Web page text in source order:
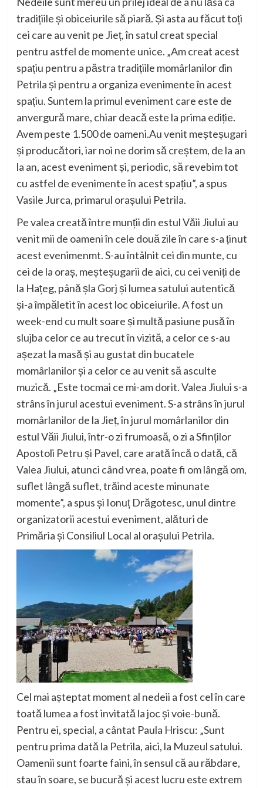
tradițiile și obiceiurile să piară. Și asta au făcut toți
cei care au venit pe Jieț, în satul creat special
pentru astfel de momente unice. „Am creat acest
spațiu pentru a păstra tradițiile momârlanilor din
Petrila și pentru a organiza evenimente în acest
spațiu. Suntem la primul eveniment care este de
anvergură mare, chiar deacă este la prima ediție.
Avem peste 1.500 de oameni.Au venit meșteșugari
și producători, iar noi ne dorim să creștem, de la an
la an, acest eveniment și, periodic, să revebim tot
cu astfel de evenimente în acest spațiu”, a spus
Vasile Jurca, primarul orașului Petrila.
Pe valea creată între munții din estul Văii Jiului au
venit mii de oameni în cele două zile în care s-a ținut
acest evenimenmt. S-au întâlnit cei din munte, cu
cei de la oraș, meșteșugarii de aici, cu cei veniți de
la Hațeg, până șla Gorj și lumea satului autentică
și-a împăletit în acest loc obiceiurile. A fost un
week-end cu mult soare și multă pasiune pusă în
slujba celor ce au trecut în vizită, a celor ce s-au
așezat la masă și au gustat din bucatele
momârlanilor și a celor ce au venit să asculte
muzică. „Este tocmai ce mi-am dorit. Valea Jiului s-a
strâns în jurul acestui eveniment. S-a strâns în jurul
momârlanilor de la Jieț, în jurul momârlanilor din
estul Văii Jiului, într-o zi frumoasă, o zi a Sfinților
Apostoli Petru și Pavel, care arată încă o dată, că
Valea Jiului, atunci când vrea, poate fi om lângă om,
suflet lângă suflet, trăind aceste minunate
momente”, a spus și Ionuț Drăgotesc, unul dintre
organizatorii acestui eveniment, alături de
Primăria și Consiliul Local al orașului Petrila.
Cel mai așteptat moment al nedeii a fost cel în care
toată lumea a fost invitată la joc și voie-bună.
Pentru ei, special, a cântat Paula Hriscu: „Sunt
pentru prima dată la Petrila, aici, la Muzeul satului.
Oamenii sunt foarte faini, în sensul că au răbdare,
stauîn soare, se bucură și acest lucru este extrem